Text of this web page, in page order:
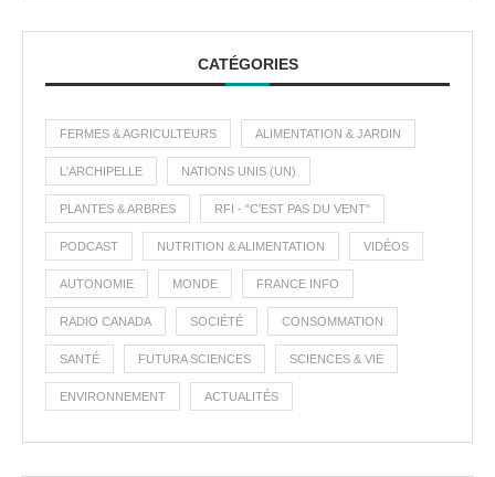
CATÉGORIES
FERMES & AGRICULTEURS ALIMENTATION & JARDIN
L'ARCHIPELLE NATIONS UNIS (UN)
PLANTES & ARBRES RFI - "C'EST PAS DU VENT"
PODCAST NUTRITION & ALIMENTATION VIDÉOS
AUTONOMIE MONDE FRANCE INFO
RADIO CANADA SOCIÉTÉ CONSOMMATION
SANTÉ FUTURA SCIENCES SCIENCES & VIE
ENVIRONNEMENT ACTUALITÉS